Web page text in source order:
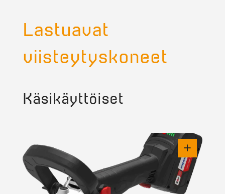
Lastuavat
viisteytyskoneet
Käsikäyttöiset